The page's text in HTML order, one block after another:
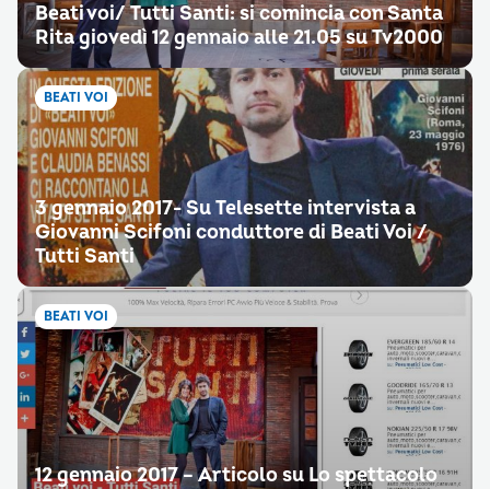
Beati voi/ Tutti Santi: si comincia con Santa
Rita giovedì 12 gennaio alle 21.05 su Tv2000
BEATI VOI
3 gennaio 2017- Su Telesette intervista a
Giovanni Scifoni conduttore di Beati Voi /
Tutti Santi
BEATI VOI
12 gennaio 2017 – Articolo su Lo spettacolo